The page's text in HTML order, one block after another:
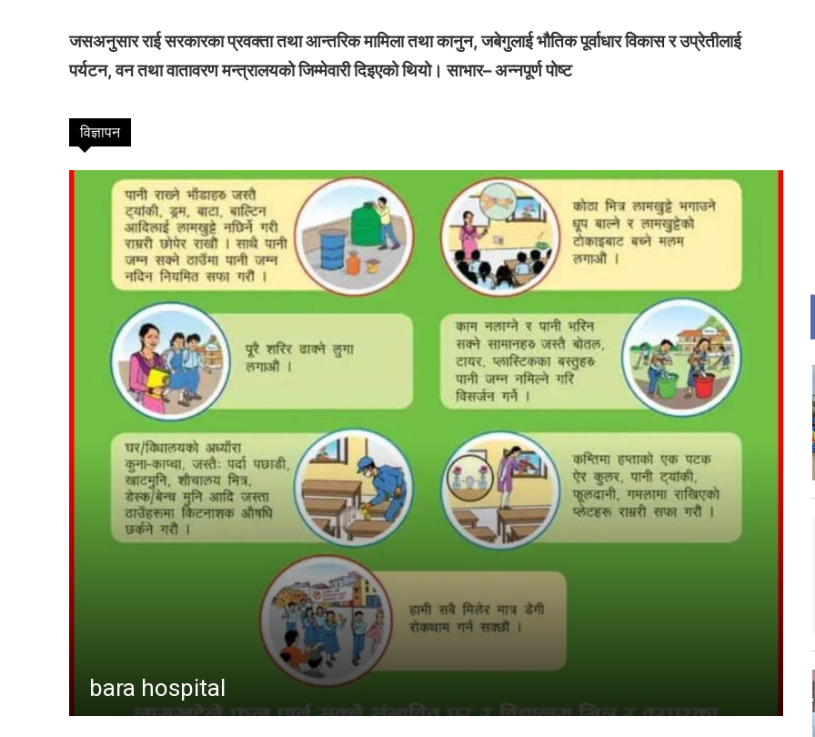
स्वास्थ्य
खेलकुद
समाज
कोशी
rautahat ad
bara ad
other ads
Parsa Ad
विचार
कला
चर्चामा
अन्तर्वार्ता
बागमती
आम सञ्चार प्राधिकरणको विज्ञापन
फिचर
लुम्बिनी
गण्डकी
इपेपर
कर्णाली
जसअनुसार राई सरकारका प्रवक्ता तथा आन्तरिक मामिला तथा कानुन, जबेगुलाई भौतिक पूर्वाधार विकास र उप्रेतीलाई
पर्यटन, वन तथा वातावरण मन्त्रालयको जिम्मेवारी दिइएको थियो। साभार– अन्नपूर्ण पोष्ट
विज्ञापन
gaur hospital
rajpur nagarpalika
baudhimai nagarpalika